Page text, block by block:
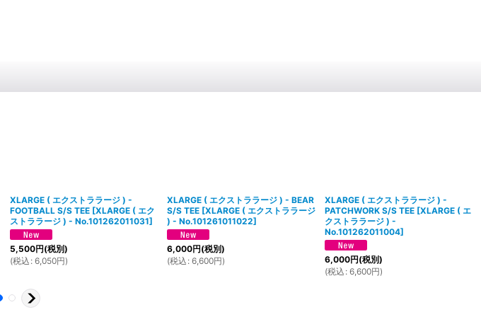
XLARGE ( エクストララージ ) -
FOOTBALL S/S TEE [XLARGE ( エク
ストララージ ) - No.101262011031]
5,500円(税別)
(税込 : 6,050円)
XLARGE ( エクストララージ ) - BEAR
S/S TEE [XLARGE ( エクストララージ
) - No.101261011022]
6,000円(税別)
(税込 : 6,600円)
XLARGE ( エクストララージ ) -
PATCHWORK S/S TEE [XLARGE ( エ
クストララージ ) -
No.101262011004]
6,000円(税別)
(税込 : 6,600円)